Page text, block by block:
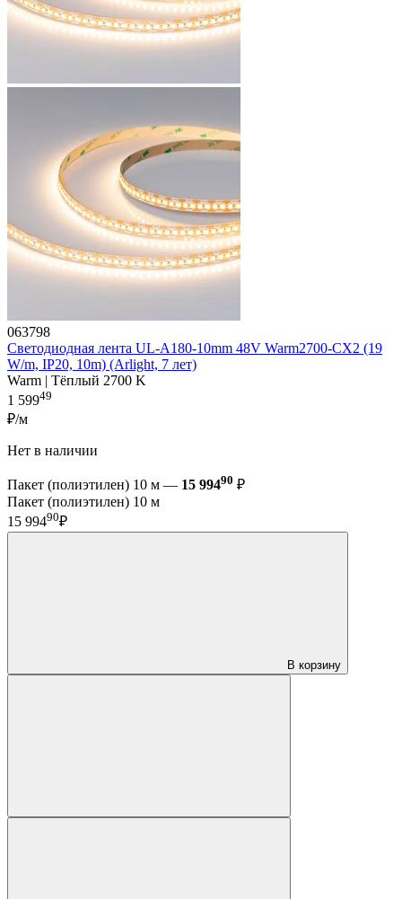
063798
Светодиодная лента UL-A180-10mm 48V Warm2700-CX2 (19
W/m, IP20, 10m) (Arlight, 7 лет)
Warm | Тёплый 2700 K
1 59949
₽/м
Нет в наличии
Пакет (полиэтилен) 10 м — 15 99490 ₽
Пакет (полиэтилен) 10 м
15 99490₽
В корзину